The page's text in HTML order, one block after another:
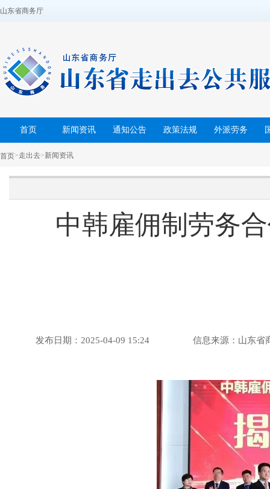
山东省商务厅
首页 新闻资讯 通知公告 政策法规 外派劳务
首页>走出去>新闻资讯
中韩雇佣制劳务
发布日期：2025-04-09 15:24 信息来源：山东省